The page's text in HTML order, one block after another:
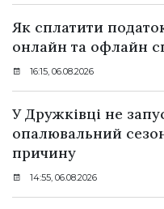
Як сплатити
онлайн та офлайн
16:15, 06.08.2026
У Дружківці не
опалювальний
причину
14:55, 06.08.2026